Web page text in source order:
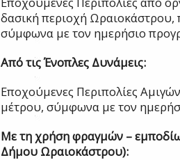
δασική περιοχή
σύμφωνα με τον ημερήσιο
Από τις Ένοπλες Δυνάμεις:
Εποχούμενες Περιπολίες
μέτρου, σύμφωνα με τον
Με τη χρήση φραγμών –
Δήμου Ωραιοκάστρου):